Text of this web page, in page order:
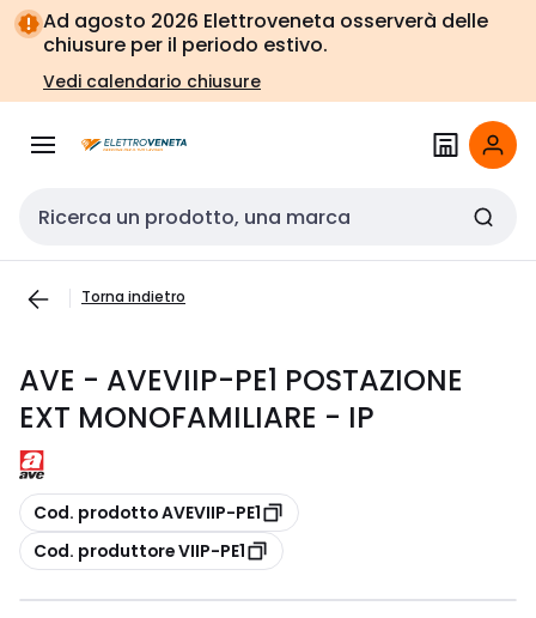
Vai alla
navigazione
Vai
alla
pagina
Ad agosto 2026 Elettroveneta osserverà delle
chiusure per il periodo estivo.
Vedi calendario chiusure
Cerca input
Torna indietro
AVE - AVEVIIP-PE1 POSTAZIONE
EXT MONOFAMILIARE - IP
copia
Cod. prodotto AVEVIIP-PE1
copia
Cod. produttore VIIP-PE1